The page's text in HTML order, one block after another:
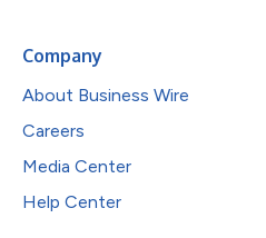
Company
About Business Wire
Careers
Media Center
Help Center